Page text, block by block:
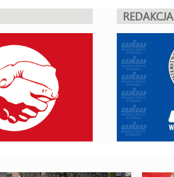
REDAKCJA